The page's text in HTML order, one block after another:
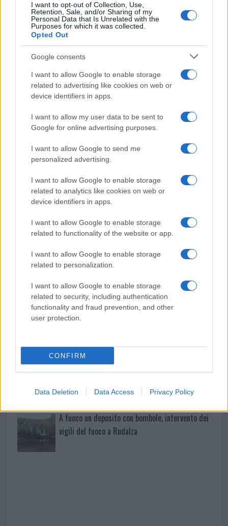
I want to opt-out of Collection, Use,
Retention, Sale, and/or Sharing of my
Personal Data that Is Unrelated with the
Purposes for which it was collected.
Opted Out
Google consents
I want to allow Google to enable storage
related to advertising like cookies on web or
device identifiers in apps.
I want to allow my user data to be sent to
Google for online advertising purposes.
I want to allow Google to send me
personalized advertising.
I want to allow Google to enable storage
related to analytics like cookies on web or
device identifiers in apps.
I want to allow Google to enable storage
related to functionality of the website or app.
I want to allow Google to enable storage
related to personalization.
I want to allow Google to enable storage
related to security, including authentication
functionality and fraud prevention, and other
user protection.
CONFIRM
Data Deletion Data Access Privacy Policy
Condividi l'articolo
F
a
ce
b
o
o
k
T
w
it
te
r
n
te
re
st
at
s
A
p
p
a
re
Articolo precedente
Prossimo articolo
NOTIZIE RECENTI
Sangue, musica e solidarietà con Avis Olbia al
Meteo Olbia 9 agosto, temperature in calo
va avanti: “Sicilia, ci sono”
Jovanotti, Gabry Ponte e Alfa: Olbia ombelico del
mondo per una notte
“Orgoglio e discrezione per visita privata̶…
Incendio nella notte a Olbia, a fuoco due furgoni
A fuoco un deposito con bombole, intervento dei
vigili del fuoco a Rudalza